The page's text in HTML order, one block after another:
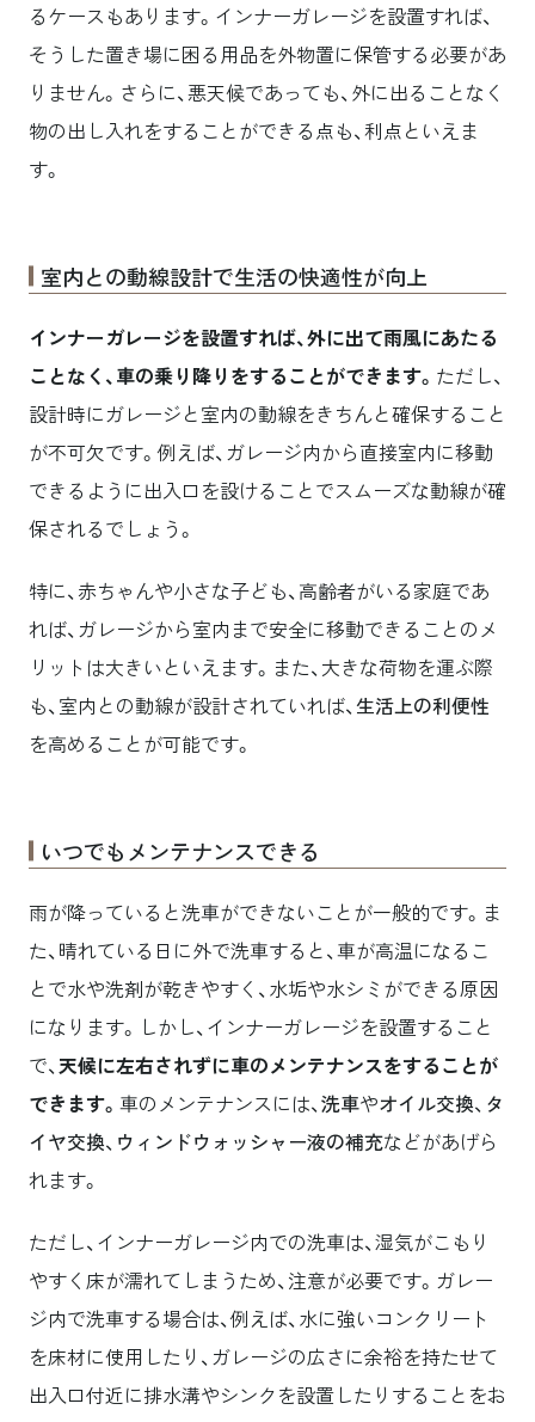
るケースもあります。インナーガレージを設置すれば、
そうした置き場に困る用品を外物置に保管する必要があ
りません。さらに、悪天候であっても、外に出ることなく
物の出し入れをすることができる点も、利点といえま
す。
室内との動線設計で生活の快適性が向上
インナーガレージを設置すれば、外に出て雨風にあたる
ことなく、車の乗り降りをすることができます。 ただし、
設計時にガレージと室内の動線をきちんと確保すること
が不可欠です。例えば、ガレージ内から直接室内に移動
できるように出入口を設けることでスムーズな動線が確
保されるでしょう。
特に、赤ちゃんや小さな子ども、高齢者がいる家庭であ
れば、ガレージから室内まで安全に移動できることのメ
リットは大きいといえます。また、大きな荷物を運ぶ際
も、室内との動線が設計されていれば、生活上の利便性
を高めることが可能です。
いつでもメンテナンスできる
雨が降っていると洗車ができないことが一般的です。ま
た、晴れている日に外で洗車すると、車が高温になるこ
とで水や洗剤が乾きやすく、水垢や水シミができる原因
になります。しかし、インナーガレージを設置すること
で、天候に左右されずに車のメンテナンスをすることが
できます。 車のメンテナンスには、洗車やオイル交換、 タ
イヤ交換、 ウィンドウォッシャー液の補充などがあげら
れます。
ただし、インナーガレージ内での洗車は、湿気がこもり
やすく床が濡れてしまうため、注意が必要です。ガレー
ジ内で洗車する場合は、例えば、水に強いコンクリート
を床材に使用したり、ガレージの広さに余裕を持たせて
出入口付近に排水溝やシンクを設置したりすることをお